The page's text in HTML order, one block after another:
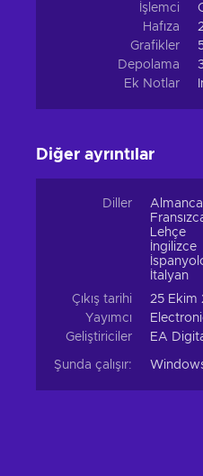
İşlemci
Hafıza
Grafikler
Depolama
Ek Notlar
Diğer ayrıntılar
Diller
Almanca
Lehçe
İngilizce
İtalyan
Çıkış tarihi
25 Ekim
Yayımcı
Geliştiriciler
EA
Şunda çalışır: